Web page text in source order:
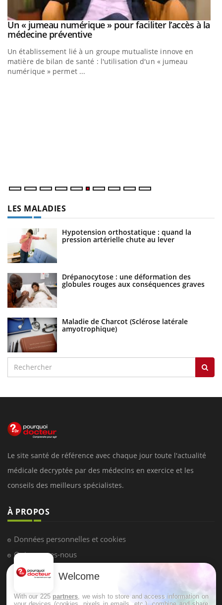
Youtube
Un « jumeau numérique » pour faciliter l’accès à la
médecine préventiveYoutube
Un établissement lié à un groupe mutualiste innove en
matière de bilan de santé : l'utilisation d'un « jumeau
numérique » permet ...
LES MALADIES
Hypotension orthostatique : quand la
pression artérielle chute au lever
Drépanocytose : une déformation des
globules rouges aux conséquences graves
Maladie de Charcot (Sclérose latérale
amyotrophique)
Le site santé de référence avec chaque jour toute l'actualité
médicale decryptée par des médecins en exercice et les
conseils des meilleurs spécialistes.
À PROPOS
Données personnelles et cookies
Qui sommes-nous
Conditions d'utilisation
Mentions Légales
Welcome
With our 225 partners , we wish to store and access information on
your devices (cookies, pixels in emails, etc.), combine and share